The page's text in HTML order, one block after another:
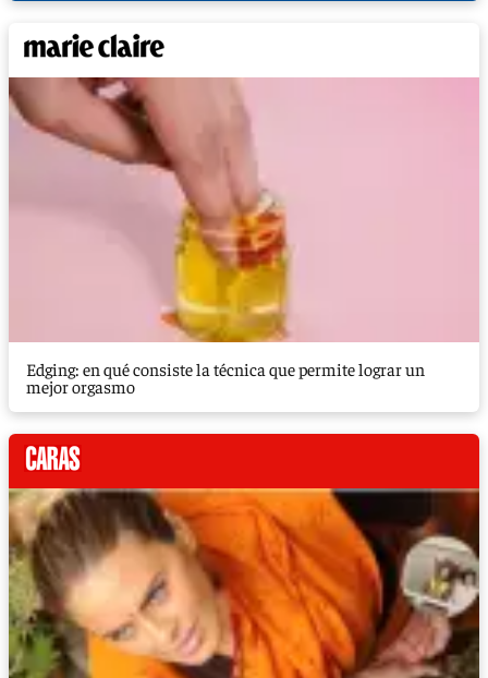
Edging: en qué consiste la técnica que permite lograr un
mejor orgasmo